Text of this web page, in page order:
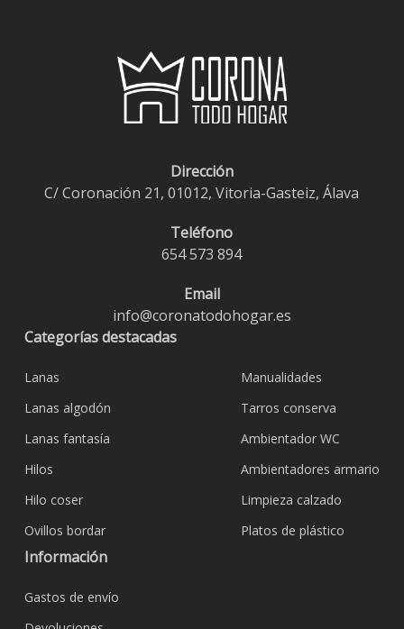
Dirección
C/ Coronación 21, 01012, Vitoria-Gasteiz, Álava
Teléfono
654 573 894
Email
info@coronatodohogar.es
Categorías destacadas
Lanas
Lanas algodón
Lanas fantasía
Hilos
Hilo coser
Ovillos bordar
Manualidades
Tarros conserva
Ambientador WC
Ambientadores armario
Limpieza calzado
Platos de plástico
Información
Gastos de envío